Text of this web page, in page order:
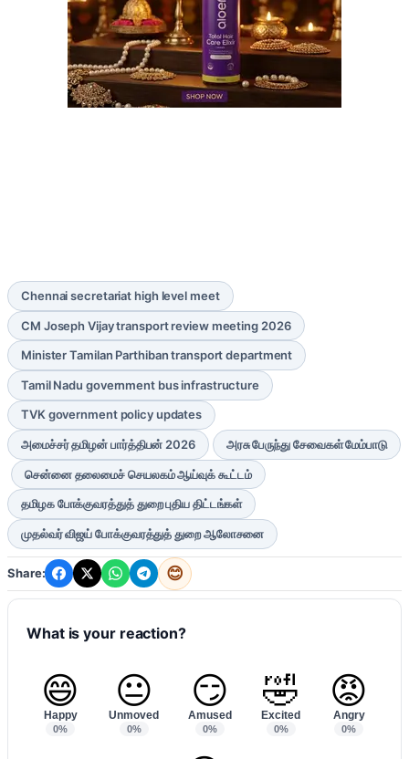
Chennai secretariat high level meet
CM Joseph Vijay transport review meeting 2026
Minister Tamilan Parthiban transport department
Tamil Nadu government bus infrastructure
TVK government policy updates
அமைச்சர் தமிழன் பார்த்திபன் 2026 அரசு பேருந்து சேவைகள் மேம்பாடு
சென்னை தலைமைச் செயலகம் ஆய்வுக் கூட்டம்
தமிழக போக்குவரத்துத் துறை புதிய திட்டங்கள்
முதல்வர் விஜய் போக்குவரத்துத் துறை ஆலோசனை
Share: 😊
What is your reaction?
😄
Happy
0%
😐
Unmoved
0%
😏
Amused
0%
🤣
Excited
0%
😡
Angry
0%